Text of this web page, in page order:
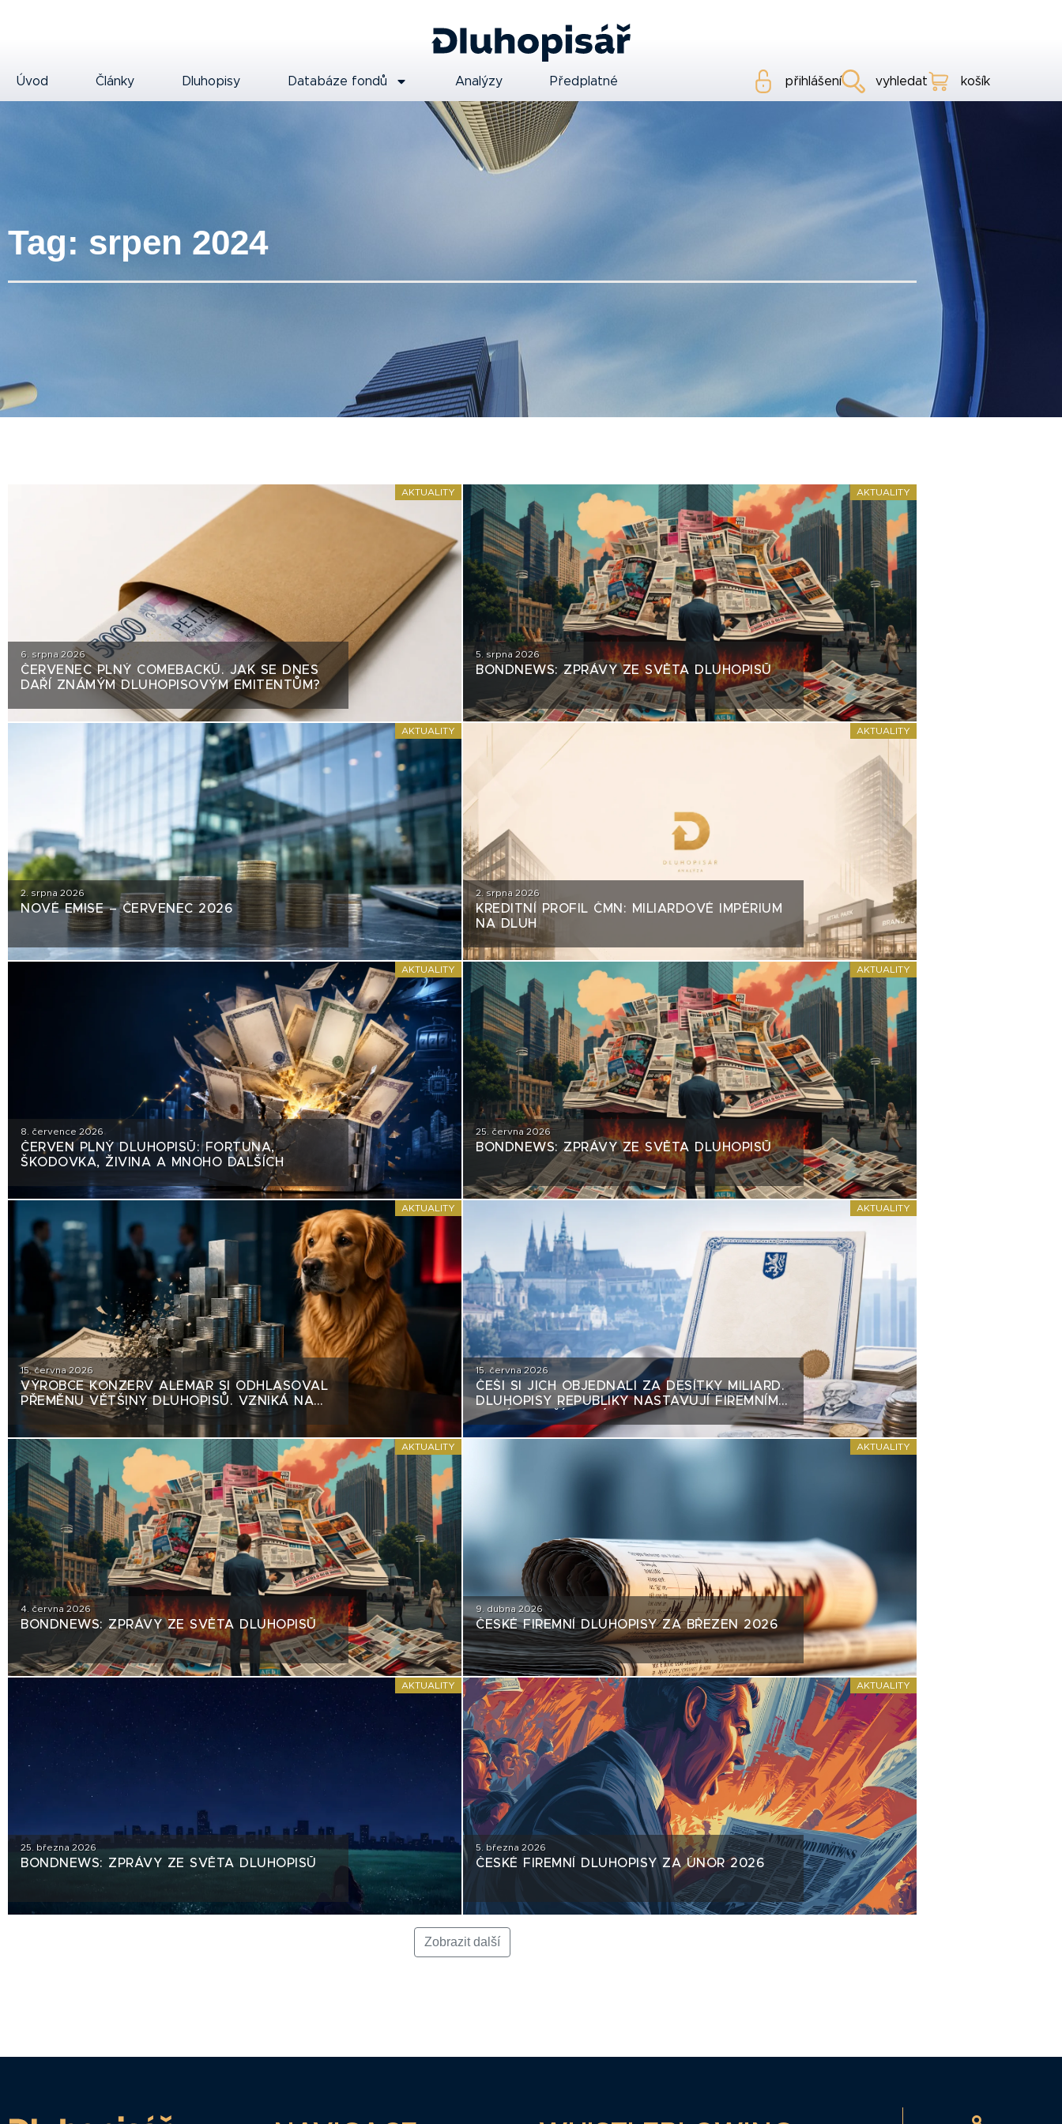
Úvod Články Dluhopisy Databáze fondů Analýzy Předplatné přihlášení vyhledat košík
Tag: srpen 2024
AKTUALITY
6. srpna 2026
ČERVENEC PLNÝ COMEBACKŮ. JAK SE DNES
DAŘÍ ZNÁMÝM DLUHOPISOVÝM EMITENTŮM?
AKTUALITY
5. srpna 2026
BONDNEWS: ZPRÁVY ZE SVĚTA DLUHOPISŮ
AKTUALITY
2. srpna 2026
NOVÉ EMISE – ČERVENEC 2026
AKTUALITY
2. srpna 2026
KREDITNÍ PROFIL ČMN: MILIARDOVÉ IMPÉRIUM
NA DLUH
AKTUALITY
8. července 2026
ČERVEN PLNÝ DLUHOPISŮ: FORTUNA,
ŠKODOVKA, ŽIVINA A MNOHO DALŠÍCH
AKTUALITY
25. června 2026
BONDNEWS: ZPRÁVY ZE SVĚTA DLUHOPISŮ
AKTUALITY
15. června 2026
VÝROBCE KONZERV ALEMAR SI ODHLASOVAL
PŘEMĚNU VĚTŠINY DLUHOPISŮ. VZNIKÁ NA
TRHU NEBEZPEČNÝ PRECEDENT?
AKTUALITY
15. června 2026
ČEŠI SI JICH OBJEDNALI ZA DESÍTKY MILIARD.
DLUHOPISY REPUBLIKY NASTAVUJÍ FIREMNÍM
EMISÍM NEPŘÍJEMNÉ ZRCADLO
AKTUALITY
4. června 2026
BONDNEWS: ZPRÁVY ZE SVĚTA DLUHOPISŮ
AKTUALITY
9. dubna 2026
ČESKÉ FIREMNÍ DLUHOPISY ZA BŘEZEN 2026
AKTUALITY
25. března 2026
BONDNEWS: ZPRÁVY ZE SVĚTA DLUHOPISŮ
AKTUALITY
5. března 2026
ČESKÉ FIREMNÍ DLUHOPISY ZA ÚNOR 2026
Zobrazit další